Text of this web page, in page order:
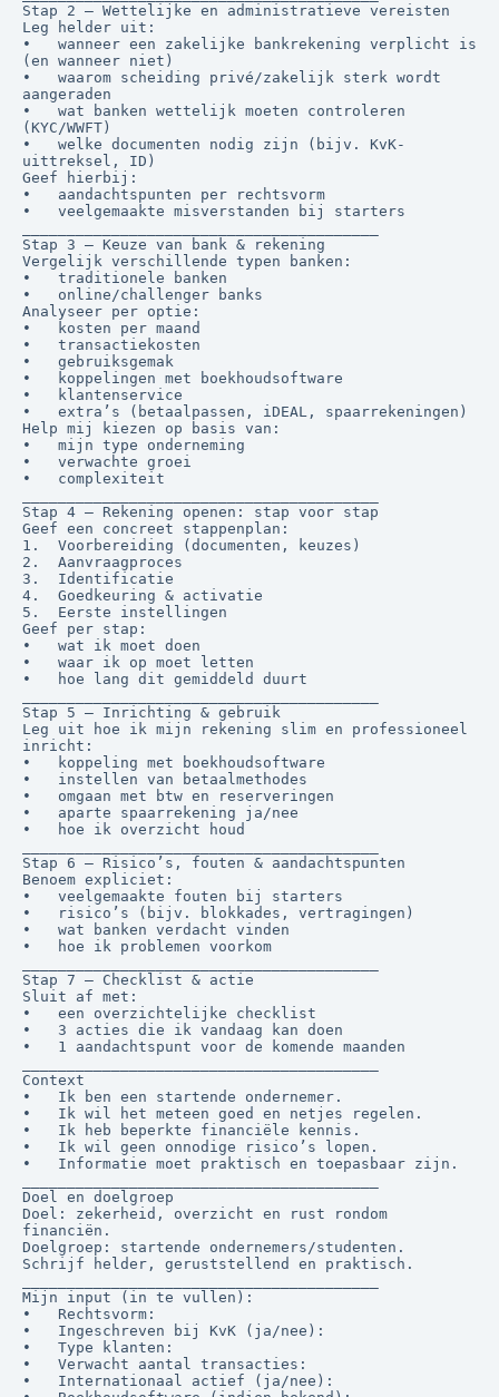
Stap 2 — Wettelijke en administratieve vereisten
Leg helder uit:
•	wanneer een zakelijke bankrekening verplicht is
(en wanneer niet)
•	waarom scheiding privé/zakelijk sterk wordt
aangeraden
•	wat banken wettelijk moeten controleren
(KYC/WWFT)
•	welke documenten nodig zijn (bijv. KvK-
uittreksel, ID)
Geef hierbij:
•	aandachtspunten per rechtsvorm
•	veelgemaakte misverstanden bij starters
Stap 3 — Keuze van bank & rekening
Vergelijk verschillende typen banken:
•	traditionele banken
•	online/challenger banks
Analyseer per optie:
•	kosten per maand
•	transactiekosten
•	gebruiksgemak
•	koppelingen met boekhoudsoftware
•	klantenservice
•	extra’s (betaalpassen, iDEAL, spaarrekeningen)
Help mij kiezen op basis van:
•	mijn type onderneming
•	verwachte groei
•	complexiteit
Stap 4 — Rekening openen: stap voor stap
Geef een concreet stappenplan:
1.	Voorbereiding (documenten, keuzes)
2.	Aanvraagproces
3.	Identificatie
4.	Goedkeuring & activatie
5.	Eerste instellingen
Geef per stap:
•	wat ik moet doen
•	waar ik op moet letten
•	hoe lang dit gemiddeld duurt
Stap 5 — Inrichting & gebruik
Leg uit hoe ik mijn rekening slim en professioneel
inricht:
•	koppeling met boekhoudsoftware
•	instellen van betaalmethodes
•	omgaan met btw en reserveringen
•	aparte spaarrekening ja/nee
•	hoe ik overzicht houd
Stap 6 — Risico’s, fouten & aandachtspunten
Benoem expliciet:
•	veelgemaakte fouten bij starters
•	risico’s (bijv. blokkades, vertragingen)
•	wat banken verdacht vinden
•	hoe ik problemen voorkom
Stap 7 — Checklist & actie
Sluit af met:
•	een overzichtelijke checklist
•	3 acties die ik vandaag kan doen
•	1 aandachtspunt voor de komende maanden
Context
•	Ik ben een startende ondernemer.
•	Ik wil het meteen goed en netjes regelen.
•	Ik heb beperkte financiële kennis.
•	Ik wil geen onnodige risico’s lopen.
•	Informatie moet praktisch en toepasbaar zijn.
Doel en doelgroep
Doel: zekerheid, overzicht en rust rondom
financiën.
Doelgroep: startende ondernemers/studenten.
Schrijf helder, geruststellend en praktisch.
Mijn input (in te vullen):
•	Rechtsvorm:
•	Ingeschreven bij KvK (ja/nee):
•	Type klanten:
•	Verwacht aantal transacties:
•	Internationaal actief (ja/nee):